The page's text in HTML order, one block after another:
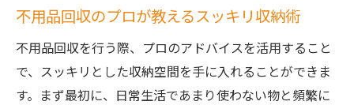
不用品回収のプロに聞く！茨城県での効率的な
プロが教える効率的な不用品の片付け術
茨城県で選ばれる不用品回収の秘訣
不用品回収のプロが教えるスッキリ収納術
不用品回収を行う際、プロのアドバイスを活用すること
で、スッキリとした収納空間を手に入れることができま
す。まず最初に、日常生活であまり使わない物と頻繁に